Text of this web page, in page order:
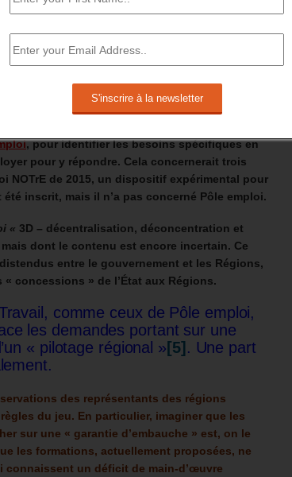
DE POLE EMPLOI
« un nouveau rôle dans l’action de Pôle
le patron du conseil régional» pourrait «
, pour identifier les besoins spécifiques en
pour y répondre. Cela concernerait trois
NOTrE de 2015, un dispositif expérimental pour
inscrit, mais il n’a pas concerné Pôle emploi.
« 3D – décentralisation, déconcentration et
dont le contenu est encore incertain. Ce
entre le gouvernement et les Régions,
concessions » de l’État aux Régions.
comme ceux de Pôle emploi,
les demandes portant sur une
« pilotage régional » [5] . Une part
des représentants des régions
du jeu. En particulier, imaginer que les
sur une « garantie d’embauche » est, on le
les formations, actuellement proposées, ne
connaissent un déficit de main-d’œuvre